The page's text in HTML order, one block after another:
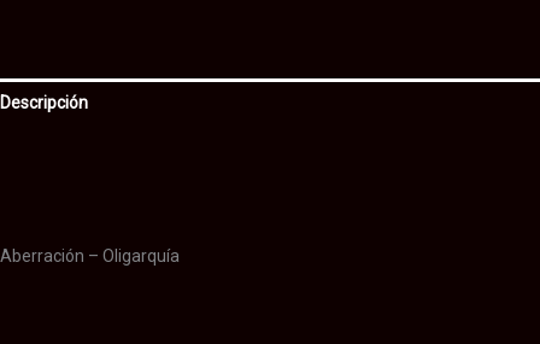
Descripción
Aberración – Oligarquía